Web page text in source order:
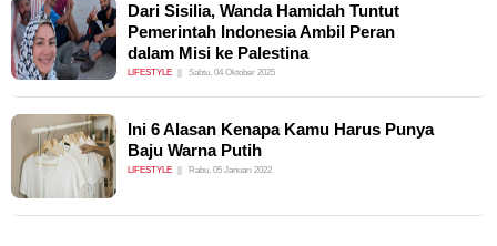
Dari Sisilia, Wanda Hamidah Tuntut
Pemerintah Indonesia Ambil Peran
dalam Misi ke Palestina
LIFESTYLE Sabtu, 04 Oktober 2025
Ini 6 Alasan Kenapa Kamu Harus Punya
Baju Warna Putih
LIFESTYLE Rabu, 05 Januari 2022